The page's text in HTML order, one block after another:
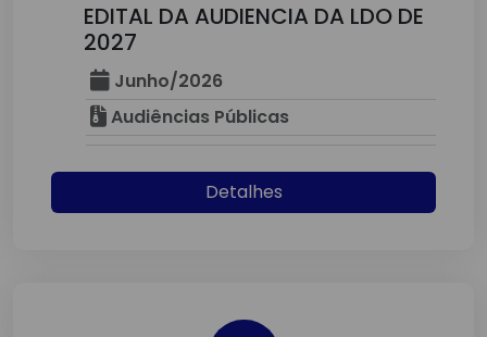
EDITAL DA AUDIENCIA DA LDO DE
2027
Junho/2026
Audiências Públicas
Detalhes